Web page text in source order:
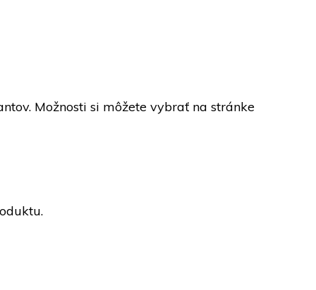
Možnosti si môžete vybrať na stránke